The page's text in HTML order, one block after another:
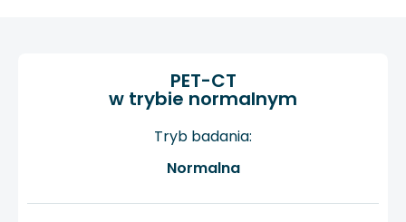
PET-CT
w trybie normalnym
Tryb badania:
Normalna